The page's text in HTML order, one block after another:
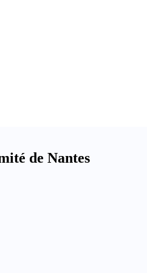
de Nantes